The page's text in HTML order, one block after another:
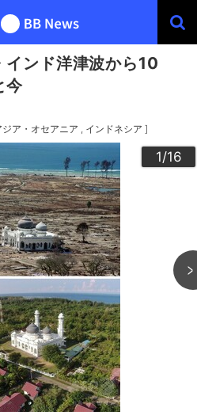
インド洋津波から10
今
ジア・オセアニア インドネシア ]
1/16
2/16
3/16
4/16
5/16
6/16
7/16
8/16
9/16
10/16
11/16
12/16
13/16
14/16
15/16
16/16